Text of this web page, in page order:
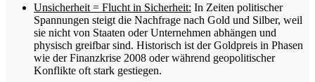
Unsicherheit = Flucht in Sicherheit: In Zeiten politischer
Spannungen steigt die Nachfrage nach Gold und Silber, weil
sie nicht von Staaten oder Unternehmen abhängen und
physisch greifbar sind. Historisch ist der Goldpreis in Phasen
wie der Finanzkrise 2008 oder während geopolitischer
Konflikte oft stark gestiegen.